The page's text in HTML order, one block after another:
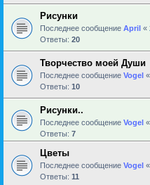
Рисунки
Последнее сообщение April «
Ответы: 20
Творчество моей Души
Последнее сообщение Vogel «
Ответы: 10
Рисунки..
Последнее сообщение Vogel «
Ответы: 7
Цветы
Последнее сообщение Vogel «
Ответы: 11